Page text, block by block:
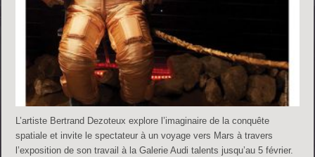
L’artiste Bertrand Dezoteux explore l’imaginaire de la conquête
spatiale et invite le spectateur à un voyage vers Mars à travers
l’exposition de son travail à la Galerie Audi talents jusqu’au 5 février.